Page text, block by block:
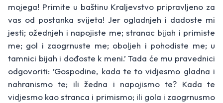
mojega! Primite u ­baštinu Kraljevstvo pripra­vljeno za
vas od ­postanka svijeta! Jer ogladnjeh i dadoste mi
jesti; ože­dnjeh i napojiste me; stranac bijah i primiste
me; gol i zaogrnuste me; oboljeh i pohodiste me; u
tamnici bijah i dođoste k meni.’ Tada će mu pravednici
odgovoriti: ’Gospodine, kada te to vidjesmo gladna i
nahranismo te; ili žedna i napojismo te? Kada te
vidjesmo kao stranca i primismo; ili gola i ­zaogrnusmo